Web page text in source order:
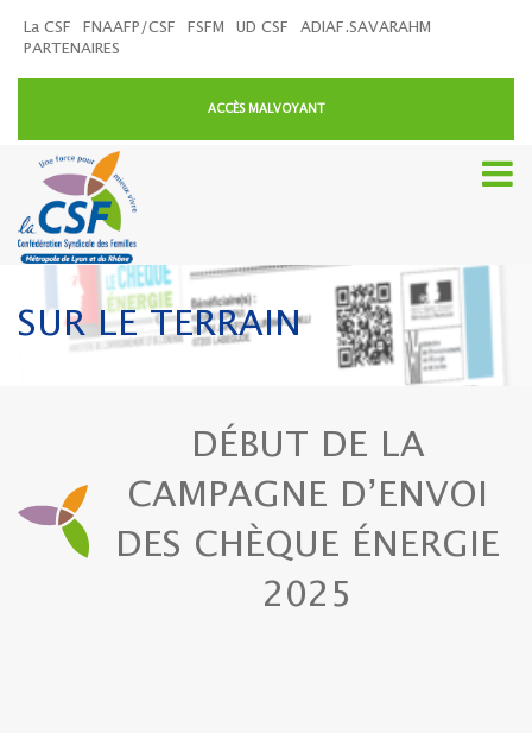
La CSF FNAAFP/CSF FSFM UD CSF
ADIAF.SAVARAHM
PARTENAIRES
ACCÈS MALVOYANT
SUR LE TERRAIN
DÉBUT DE LA
CAMPAGNE D’ENVOI
DES CHÈQUE ÉNERGIE
2025